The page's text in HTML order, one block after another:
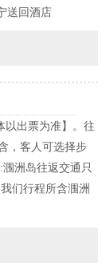
送回酒店
以出票为准】。往
，客人可选择步
洲岛往返交通只
们行程所含涠洲